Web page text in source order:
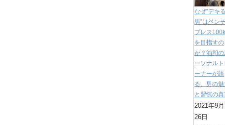
なぜ“デキる
男”はベンチ
プレス
を目指すの
か？浦和
ーソナルト
ーナーが語
る、男の魅
と習慣の
2021年9月
26日